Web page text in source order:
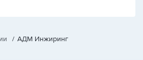
/ АДМ Инжиринг